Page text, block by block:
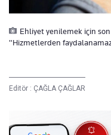
Ehliyet yenilemek için son
"Hizmetlerden
Editör : ÇAĞLA ÇAĞLAR